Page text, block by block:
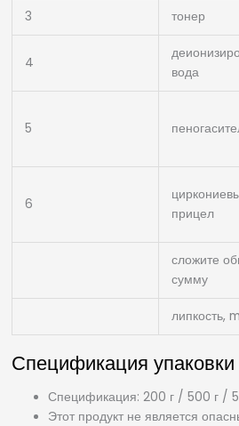
3 тонер
4
вода
5
6
прицел
сложите
сумму
липкость,
Спецификация упаковки
Спецификация: 200 г / 500 г / 5
Этот продукт не является